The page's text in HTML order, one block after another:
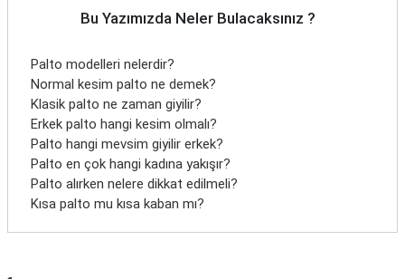
Bu Yazımızda Neler Bulacaksınız ?
Palto modelleri nelerdir?
Normal kesim palto ne demek?
Klasik palto ne zaman giyilir?
Erkek palto hangi kesim olmalı?
Palto hangi mevsim giyilir erkek?
Palto en çok hangi kadına yakışır?
Palto alırken nelere dikkat edilmeli?
Kısa palto mu kısa kaban mı?